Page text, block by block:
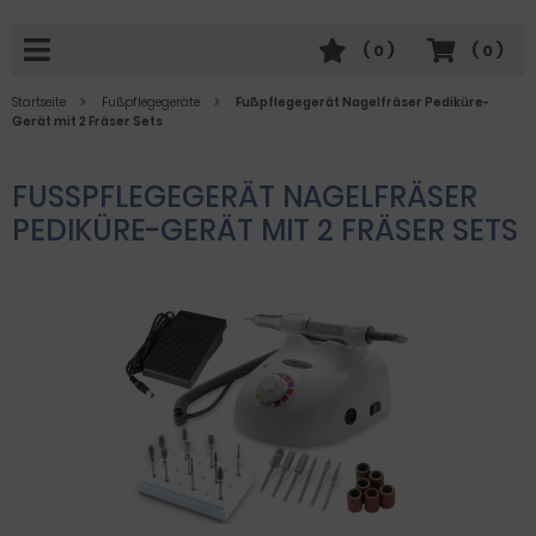
( 0 )
( 0 )
Startseite Fußpflegegeräte
Fußpflegegerät Nagelfräser Pediküre-
Gerät mit 2 Fräser Sets
FUSSPFLEGEGERÄT NAGELFRÄSER P
EDIKÜRE-GERÄT MIT 2 FRÄSER SETS